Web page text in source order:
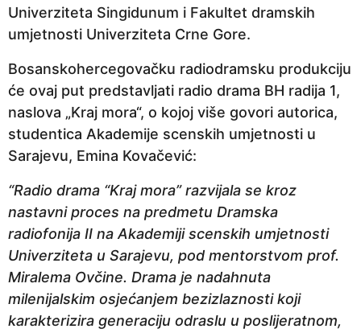
Univerziteta Singidunum i Fakultet dramskih
umjetnosti Univerziteta Crne Gore.
Bosanskohercegovačku radiodramsku produkciju
će ovaj put predstavljati radio drama BH radija 1,
naslova „Kraj mora“, o kojoj više govori autorica,
studentica Akademije scenskih umjetnosti u
Sarajevu, Emina Kovačević:
“Radio drama “Kraj mora” razvijala se kroz
nastavni proces na predmetu Dramska
radiofonija II na Akademiji scenskih umjetnosti
Univerziteta u Sarajevu, pod mentorstvom prof.
Miralema Ovčine. Drama je nadahnuta
milenijalskim osjećanjem bezizlaznosti koji
karakterizira generaciju odraslu u poslijeratnom,